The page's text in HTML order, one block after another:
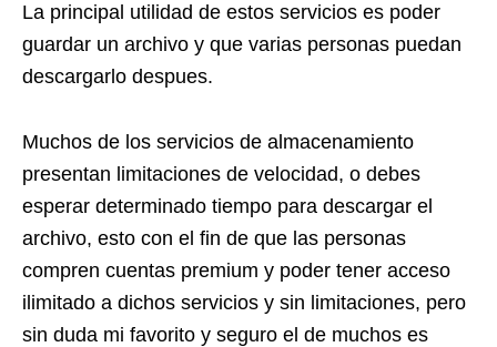
La principal utilidad de estos servicios es poder
guardar un archivo y que varias personas puedan
descargarlo despues.
Muchos de los servicios de almacenamiento
presentan limitaciones de velocidad, o debes
esperar determinado tiempo para descargar el
archivo, esto con el fin de que las personas
compren cuentas premium y poder tener acceso
ilimitado a dichos servicios y sin limitaciones, pero
sin duda mi favorito y seguro el de muchos es